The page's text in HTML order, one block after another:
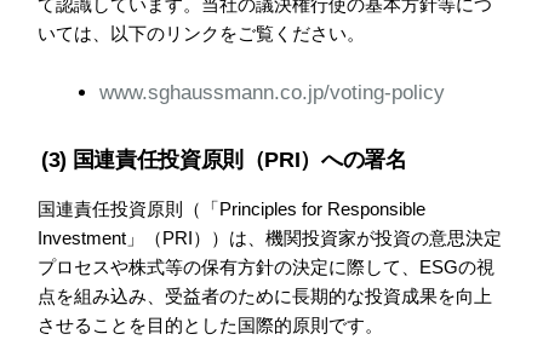
て認識しています。当社の議決権行使の基本方針等につ
いては、以下のリンクをご覧ください。
www.sghaussmann.co.jp/voting-policy
(3) 国連責任投資原則（PRI）への署名
国連責任投資原則（「Principles for Responsible
Investment」（PRI））は、機関投資家が投資の意思決定
プロセスや株式等の保有方針の決定に際して、ESGの視
点を組み込み、受益者のために長期的な投資成果を向上
させることを目的とした国際的原則です。